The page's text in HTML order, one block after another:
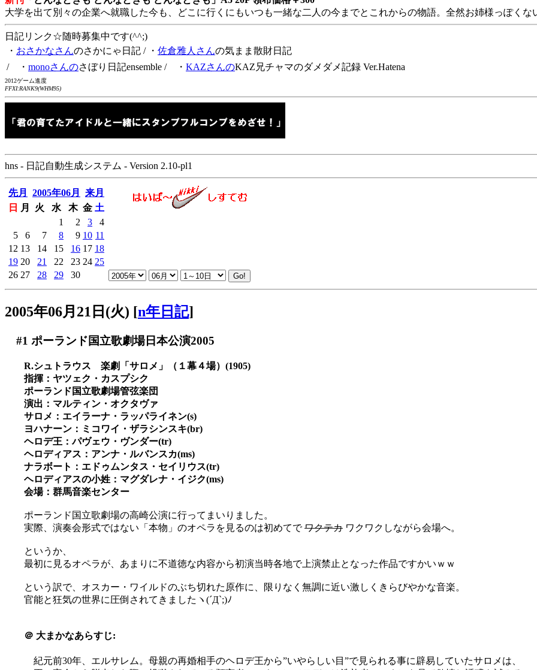
大学を出て別々の企業へ就職した今も、どこに行くにもいつも一緒な二人の今までとこれからの物語。全然お姉様っぽくな
日記リンク☆随時募集中です(^^;)
・ おさかなさんのさかにゃ日記 / ・ 佐倉雅人さんの気まま散財日記
/ ・ monoさんのさぼり日記ensemble / ・ KAZさんのKAZ兄チャマのダメダメ記録 Ver.Hatena
2012ゲーム進度
FFXI:RANK9(WHM95)
hns - 日記自動生成システム - Version 2.10-pl1
先月 2005年06月
来月
日
月 火 水 木 金 土
1
2 3
4
5
6 7 8 9 10 11
12 13 14 15 16 17 18
19 20 21 22 23 24 25
26 27 28 29 30
2005年06月21日(火) [n年日記]
#1 ポーランド国立歌劇場日本公演2005
R.シュトラウス 楽劇「サロメ」（１幕４場）(1905)
指揮：ヤツェク・カスプシク
ポーランド国立歌劇場管弦楽団
演出：マルティン・オクタヴァ
サロメ：エイラーナ・ラッパライネン(s)
ヨハナーン：ミコワイ・ザラシンスキ(br)
ヘロデ王：パヴェウ・ヴンダー(tr)
ヘロディアス：アンナ・ルバンスカ(ms)
ナラボート：エドゥムンタス・セイリウス(tr)
ヘロディアスの小姓：マグダレナ・イジク(ms)
会場：群馬音楽センター
ポーランド国立歌劇場の高崎公演に行ってまいりました。
実際、演奏会形式ではない「本物」のオペラを見るのは初めてでワクテカ ワクワクしながら会場へ。
というか、
最初に見るオペラが、あまりに不道徳な内容から初演当時各地で上演禁止となった作品ですかいｗｗ
という訳で、オスカー・ワイルドのぶち切れた原作に、限りなく無調に近い激しくきらびやかな音楽。
官能と狂気の世界に圧倒されてきましたヽ(´Д`;)ﾉ
＠ 大まかなあらすじ:
紀元前30年、エルサレム。母親の再婚相手のヘロデ王から”いやらしい目”で見られる事に辟易していたサロメは、